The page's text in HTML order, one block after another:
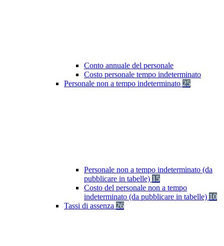
Conto annuale del personale
Costo personale tempo indeterminato
Personale non a tempo indeterminato 25
Personale non a tempo indeterminato (da
pubblicare in tabelle) 15
Costo del personale non a tempo
indeterminato (da pubblicare in tabelle) 10
Tassi di assenza 26